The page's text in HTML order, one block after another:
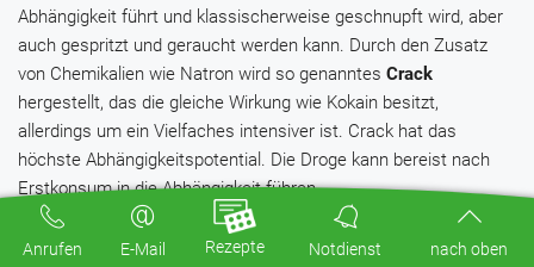
Anrufen E-Mail Rezepte Notdienst nach oben
Abhängigkeit führt und klassischerweise geschnupft wird, aber
auch gespritzt und geraucht werden kann. Durch den Zusatz
von Chemikalien wie Natron wird so genanntes Crack
hergestellt, das die gleiche Wirkung wie Kokain besitzt,
allerdings um ein Vielfaches intensiver ist. Crack hat das
höchste Abhängigkeitspotential. Die Droge kann bereist nach
Erstkonsum in die Abhängigkeit führen.
Wirkung und Beschwerden